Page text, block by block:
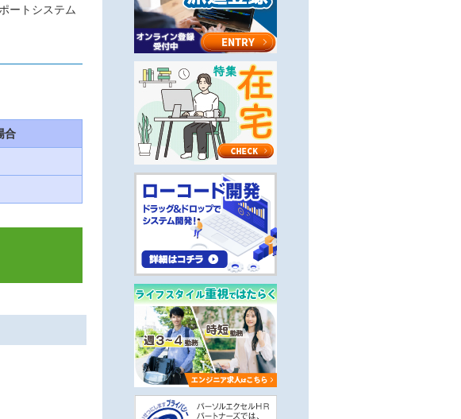
ートシステム
合